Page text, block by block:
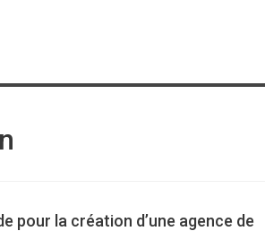
pour la création d’une agence de